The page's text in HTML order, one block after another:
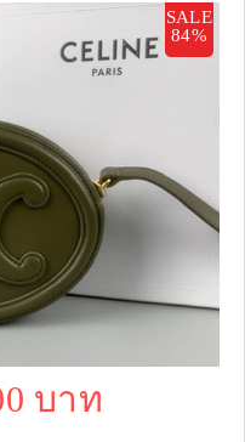
SALE
84%
บาท